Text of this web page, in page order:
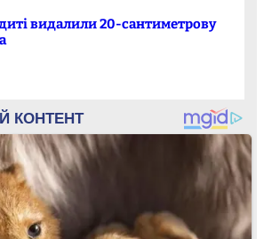
видалили 20-сантиметрову